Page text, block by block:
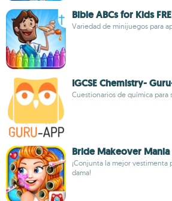
Bible ABCs for Kids
Variedad de minijuegos para
IGCSE Chemistry-
Cuestionarios de química para
Bride Makeover Mania
¡Conjunta la mejor vestimenta
dama!